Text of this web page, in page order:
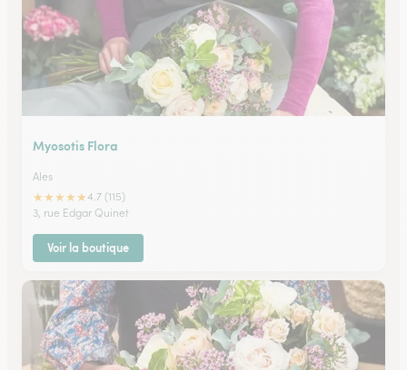
Myosotis Flora
Ales
★★★★★4.7 (115)
3, rue Edgar Quinet
Voir la boutique